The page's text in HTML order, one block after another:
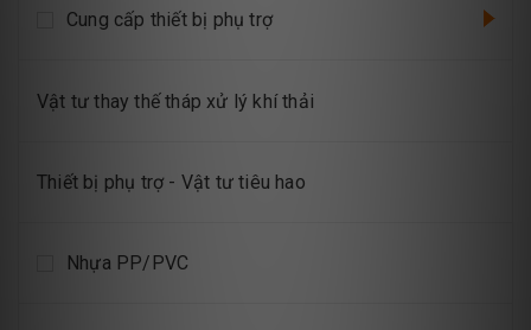
Cung cấp thiết bị phụ trợ
Vật tư thay thế tháp xử lý khí thải
Thiết bị phụ trợ - Vật tư tiêu hao
Nhựa PP/PVC